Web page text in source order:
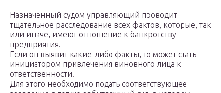
Назначенный судом управляющий проводит
тщательное расследование всех фактов, которые, так
или иначе, имеют отношение к банкротству
предприятия.
Если он выявит какие-либо факты, то может стать
инициатором привлечения виновного лица к
ответственности.
Для этого необходимо подать соответствующее